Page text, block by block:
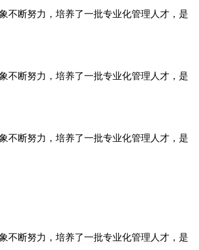
不断努力，培养了一批专业化管理人才，是
不断努力，培养了一批专业化管理人才，是
不断努力，培养了一批专业化管理人才，是
不断努力，培养了一批专业化管理人才，是